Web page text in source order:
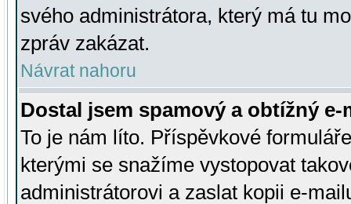
svého administrátora, který má tu
zpráv zakázat.
Návrat nahoru
Dostal jsem spamový a obtížný
To je nám líto. Příspěvkové
kterými se snažíme vystopovat
administrátorovi a zaslat kopii e-